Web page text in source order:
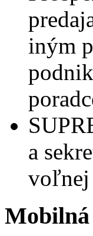
iným
a
voľnej